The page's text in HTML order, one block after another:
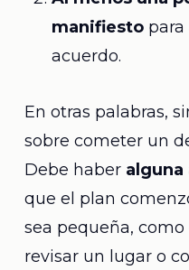
manifiestopara
acuerdo.
En otras palabras,
sobre cometer un
Debe haber alguna
que el plan
sea pequeña,
revisar un lugar o